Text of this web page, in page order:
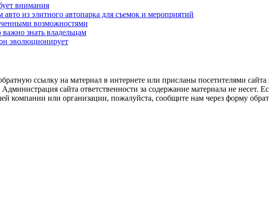
внимания
из элитного автопарка для съемок и мероприятий
возможностями
знать владельцам
эволюционирует
ссылку на материал в интернете или присланы посетителями сайта
сайта ответственности за содержание материала не
или организации, пожалуйста, сообщите нам через форму